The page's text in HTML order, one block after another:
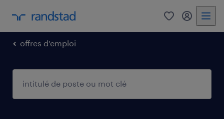
0 my
offres d'emploi